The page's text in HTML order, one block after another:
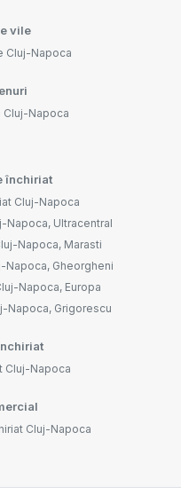
vile
Cluj-Napoca
Cluj-Napoca
închiriat
Cluj-Napoca
Napoca, Ultracentral
Napoca, Marasti
Napoca, Gheorgheni
Napoca, Europa
Napoca, Grigorescu
Cluj-Napoca
Cluj-Napoca